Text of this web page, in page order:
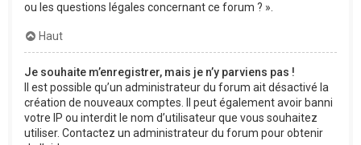
ou les questions légales concernant ce forum ? ».
Haut
Je souhaite m’enregistrer, mais je n’y parviens pas !
Il est possible qu’un administrateur du forum ait désactivé la
création de nouveaux comptes. Il peut également avoir banni
votre IP ou interdit le nom d’utilisateur que vous souhaitez
utiliser. Contactez un administrateur du forum pour obtenir